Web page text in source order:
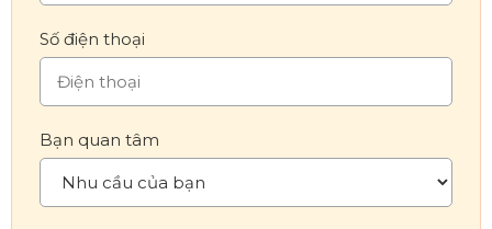
Số điện thoại
Bạn quan tâm